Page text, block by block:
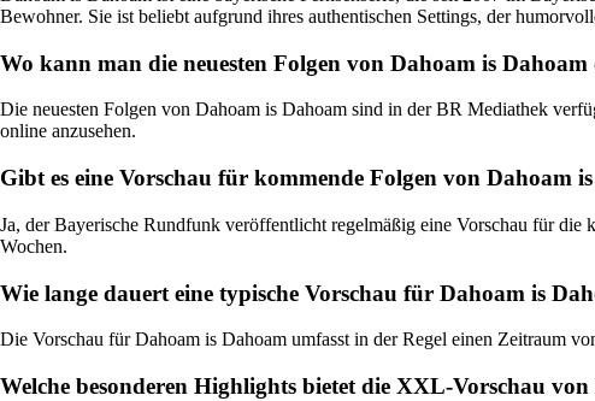
Bewohner. Sie ist beliebt aufgrund ihres authentischen Settings, der
Wo kann man die neuesten Folgen von Dahoam is Dahoam
Die neuesten Folgen von Dahoam is Dahoam sind in der BR Mediathek
online anzusehen.
Gibt es eine Vorschau für kommende Folgen von Dahoam
Ja, der Bayerische Rundfunk veröffentlicht regelmäßig eine Vorschau für
Wochen.
Wie lange dauert eine typische Vorschau für Dahoam is
Die Vorschau für Dahoam is Dahoam umfasst in der Regel einen Zeitraum
Welche besonderen Highlights bietet die XXL-Vorschau